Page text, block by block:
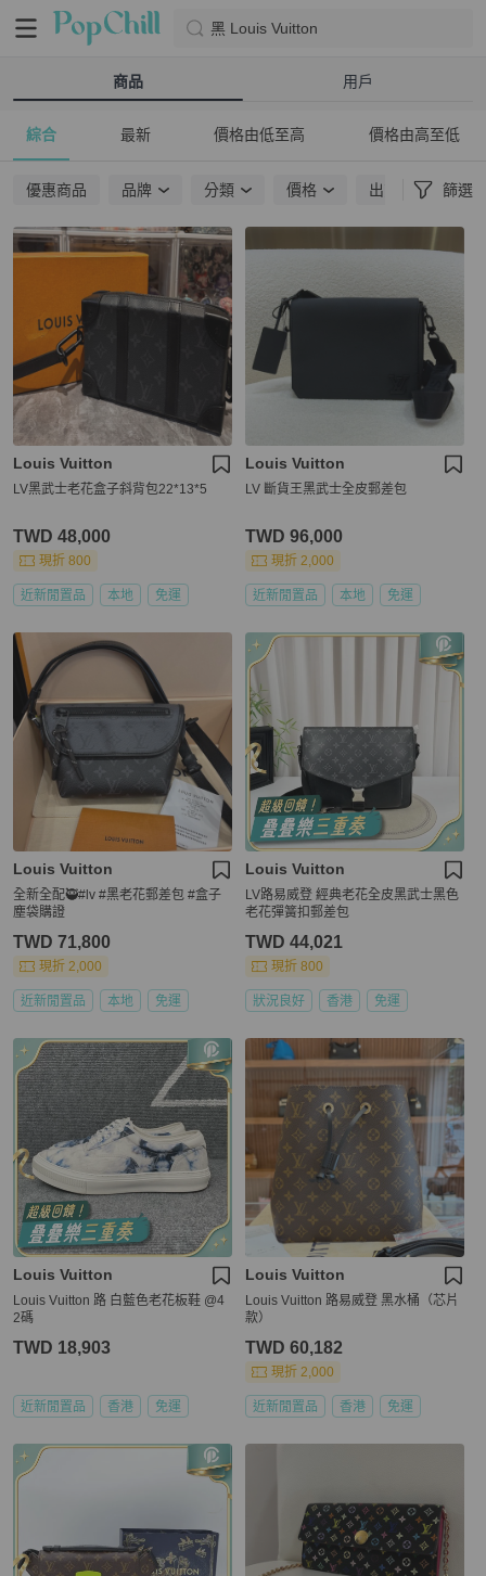
黑 Louis Vuitton
商品 用戶
綜合 最新 價格由低至高 價格由高至低
優惠商品 品牌 分類 價格 出貨地點 篩選
Louis Vuitton
LV黑武士老花盒子斜背包22*13*5
TWD 48,000
現折 800
近新閒置品 本地 免運
Louis Vuitton
LV 斷貨王黑武士全皮郵差包
TWD 96,000
現折 2,000
近新閒置品 本地 免運
Louis Vuitton
全新全配🥷#lv #黑老花郵差包 #盒子
塵袋購證
TWD 71,800
現折 2,000
近新閒置品 本地 免運
Louis Vuitton
LV路易威登 經典老花全皮黑武士黑色
老花彈簧扣郵差包
TWD 44,021
現折 800
狀況良好 香港 免運
Louis Vuitton
Louis Vuitton 路 白藍色老花板鞋 @4
2碼
TWD 18,903
近新閒置品 香港 免運
Louis Vuitton
Louis Vuitton 路易威登 黑水桶（芯片
款）
TWD 60,182
現折 2,000
近新閒置品 香港 免運